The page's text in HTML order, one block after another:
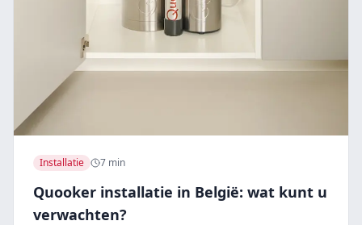
Installatie 7 min
Quooker installatie in België: wat kunt u
verwachten?